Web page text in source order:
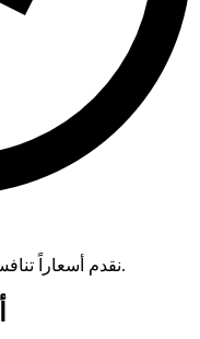
نقدم أسعاراً تنافسية دون المساس بجودة الخدمة المقدمة.